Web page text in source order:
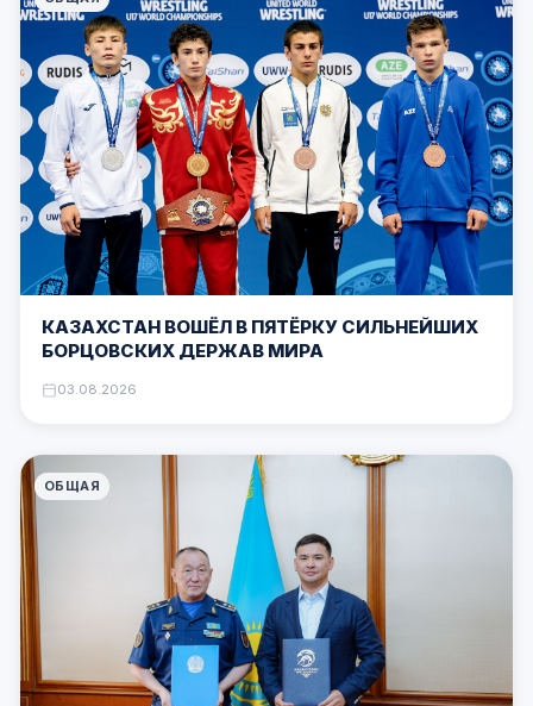
КАЗАХСТАН ВОШЁЛ В ПЯТЁРКУ СИЛЬНЕЙШИХ
БОРЦОВСКИХ ДЕРЖАВ МИРА
03.08.2026
ОБЩАЯ